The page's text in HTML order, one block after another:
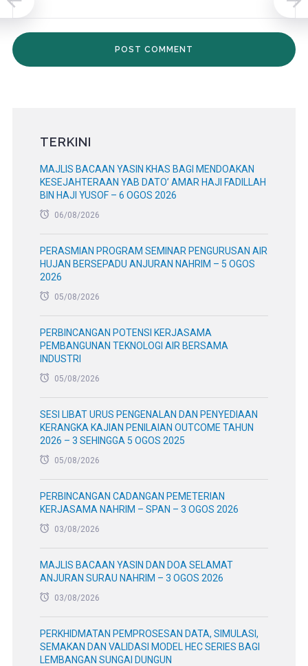
TERKINI
MAJLIS BACAAN YASIN KHAS BAGI MENDOAKAN
KESEJAHTERAAN YAB DATO’ AMAR HAJI FADILLAH
BIN HAJI YUSOF – 6 OGOS 2026
06/08/2026
PERASMIAN PROGRAM SEMINAR PENGURUSAN AIR
HUJAN BERSEPADU ANJURAN NAHRIM – 5 OGOS
2026
05/08/2026
PERBINCANGAN POTENSI KERJASAMA
PEMBANGUNAN TEKNOLOGI AIR BERSAMA
INDUSTRI
05/08/2026
SESI LIBAT URUS PENGENALAN DAN PENYEDIAAN
KERANGKA KAJIAN PENILAIAN OUTCOME TAHUN
2026 – 3 SEHINGGA 5 OGOS 2025
05/08/2026
PERBINCANGAN CADANGAN PEMETERIAN
KERJASAMA NAHRIM – SPAN – 3 OGOS 2026
03/08/2026
MAJLIS BACAAN YASIN DAN DOA SELAMAT
ANJURAN SURAU NAHRIM – 3 OGOS 2026
03/08/2026
PERKHIDMATAN PEMPROSESAN DATA, SIMULASI,
SEMAKAN DAN VALIDASI MODEL HEC SERIES BAGI
LEMBANGAN SUNGAI DUNGUN